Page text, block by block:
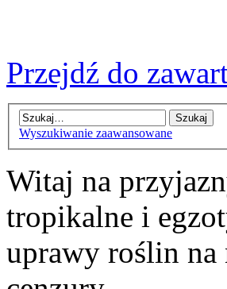
Przejdź do
Wyszukiwanie zaawansowane
Witaj na
tropikalne i
uprawy roślin